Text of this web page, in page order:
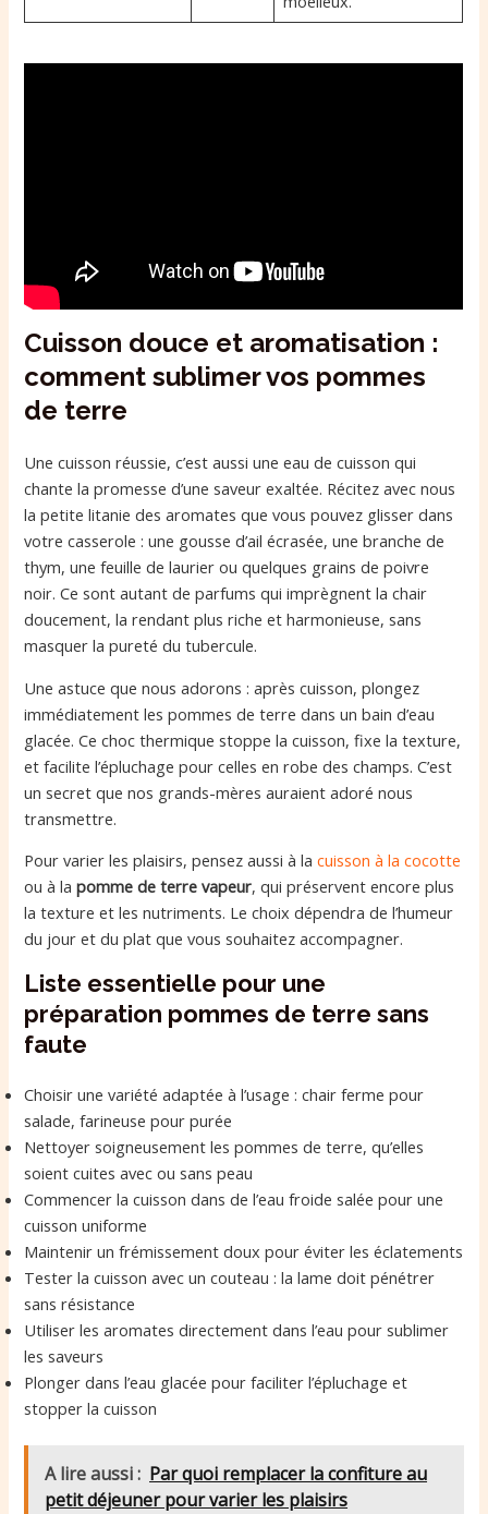
Cuisson douce et aromatisation :
comment sublimer vos pommes
de terre
Une cuisson réussie, c’est aussi une eau de cuisson qui
chante la promesse d’une saveur exaltée. Récitez avec nous
la petite litanie des aromates que vous pouvez glisser dans
votre casserole : une gousse d’ail écrasée, une branche de
thym, une feuille de laurier ou quelques grains de poivre
noir. Ce sont autant de parfums qui imprègnent la chair
doucement, la rendant plus riche et harmonieuse, sans
masquer la pureté du tubercule.
Une astuce que nous adorons : après cuisson, plongez
immédiatement les pommes de terre dans un bain d’eau
glacée. Ce choc thermique stoppe la cuisson, fixe la texture,
et facilite l’épluchage pour celles en robe des champs. C’est
un secret que nos grands-mères auraient adoré nous
transmettre.
Pour varier les plaisirs, pensez aussi à lacuisson à la cocotte
ou à lapomme de terre vapeur, qui préservent encore plus
la texture et les nutriments. Le choix dépendra de l’humeur
du jour et du plat que vous souhaitez accompagner.
Liste essentielle pour une
préparation pommes de terre sans
faute
Choisir une variété adaptée à l’usage : chair ferme pour
salade, farineuse pour purée
Nettoyer soigneusement les pommes de terre, qu’elles
soient cuites avec ou sans peau
Commencer la cuisson dans de l’eau froide salée pour une
cuisson uniforme
Maintenir un frémissement doux pour éviter les éclatements
Tester la cuisson avec un couteau : la lame doit pénétrer
sans résistance
Utiliser les aromates directement dans l’eau pour sublimer
les saveurs
Plonger dans l’eau glacée pour faciliter l’épluchage et
stopper la cuisson
A lire aussi : Par quoi remplacer la confiture au
petit déjeuner pour varier les plaisirs